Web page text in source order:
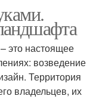
это настоящее
возведение
Территория
владельцев, их